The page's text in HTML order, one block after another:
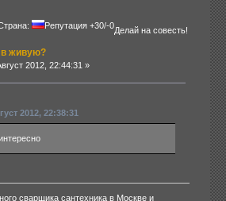
Репутация +30/-0Делай на совесть!
в живую?
2012, 22:44:31 »
2012, 22:38:31
сварщика сантехника в Москве и